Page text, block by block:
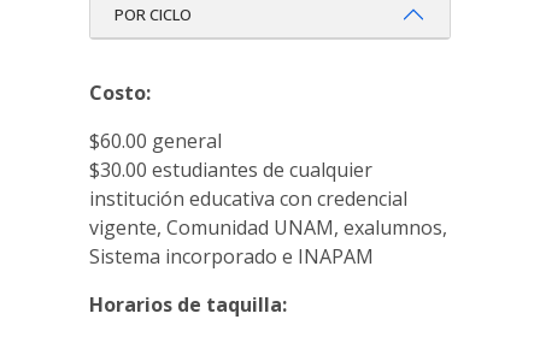
POR CICLO
Costo:
$60.00 general
$30.00 estudiantes de cualquier
institución educativa con credencial
vigente, Comunidad UNAM, exalumnos,
Sistema incorporado e INAPAM
Horarios de taquilla: